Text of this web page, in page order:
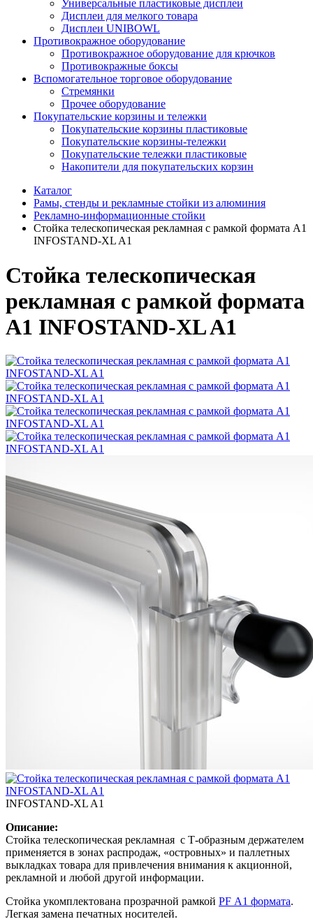
Универсальные пластиковые дисплеи
Дисплеи для мелкого товара
Дисплеи UNIBOWL
Противокражное оборудование
Противокражное оборудование для крючков
Противокражные боксы
Вспомогательное торговое оборудование
Стремянки
Прочее оборудование
Покупательские корзины и тележки
Покупательские корзины пластиковые
Покупательские корзины-тележки
Покупательские тележки пластиковые
Накопители для покупательских корзин
Каталог
Рамы, стенды и рекламные стойки из алюминия
Рекламно-информационные стойки
Стойка телескопическая рекламная с рамкой формата A1
INFOSTAND-XL A1
Стойка телескопическая
рекламная с рамкой формата
A1 INFOSTAND-XL A1
INFOSTAND-XL A1
Описание:
Стойка телескопическая рекламная с Т-образным держателем
применяется в зонах распродаж, «островных» и паллетных
выкладках товара для привлечения внимания к акционной,
рекламной и любой другой информации.
Стойка укомплектована прозрачной рамкой PF А1 формата.
Легкая замена печатных носителей.